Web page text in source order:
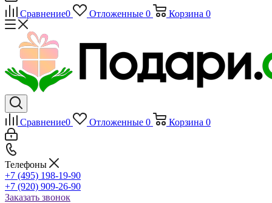
Сравнение0 Отложенные 0 Корзина 0
Сравнение0 Отложенные 0 Корзина 0
Телефоны
+7 (495) 198-19-90
+7 (920) 909-26-90
Заказать звонок